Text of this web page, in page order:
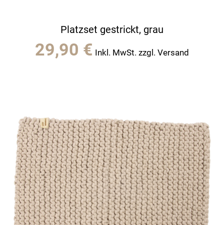
Platzset gestrickt, grau
29,90 € Inkl. MwSt. zzgl. Versand